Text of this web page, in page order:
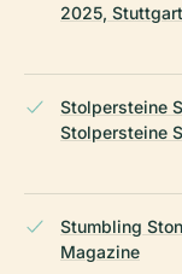
2025,
Stolpersteine
Stolpersteine
Stumbling
Magazine